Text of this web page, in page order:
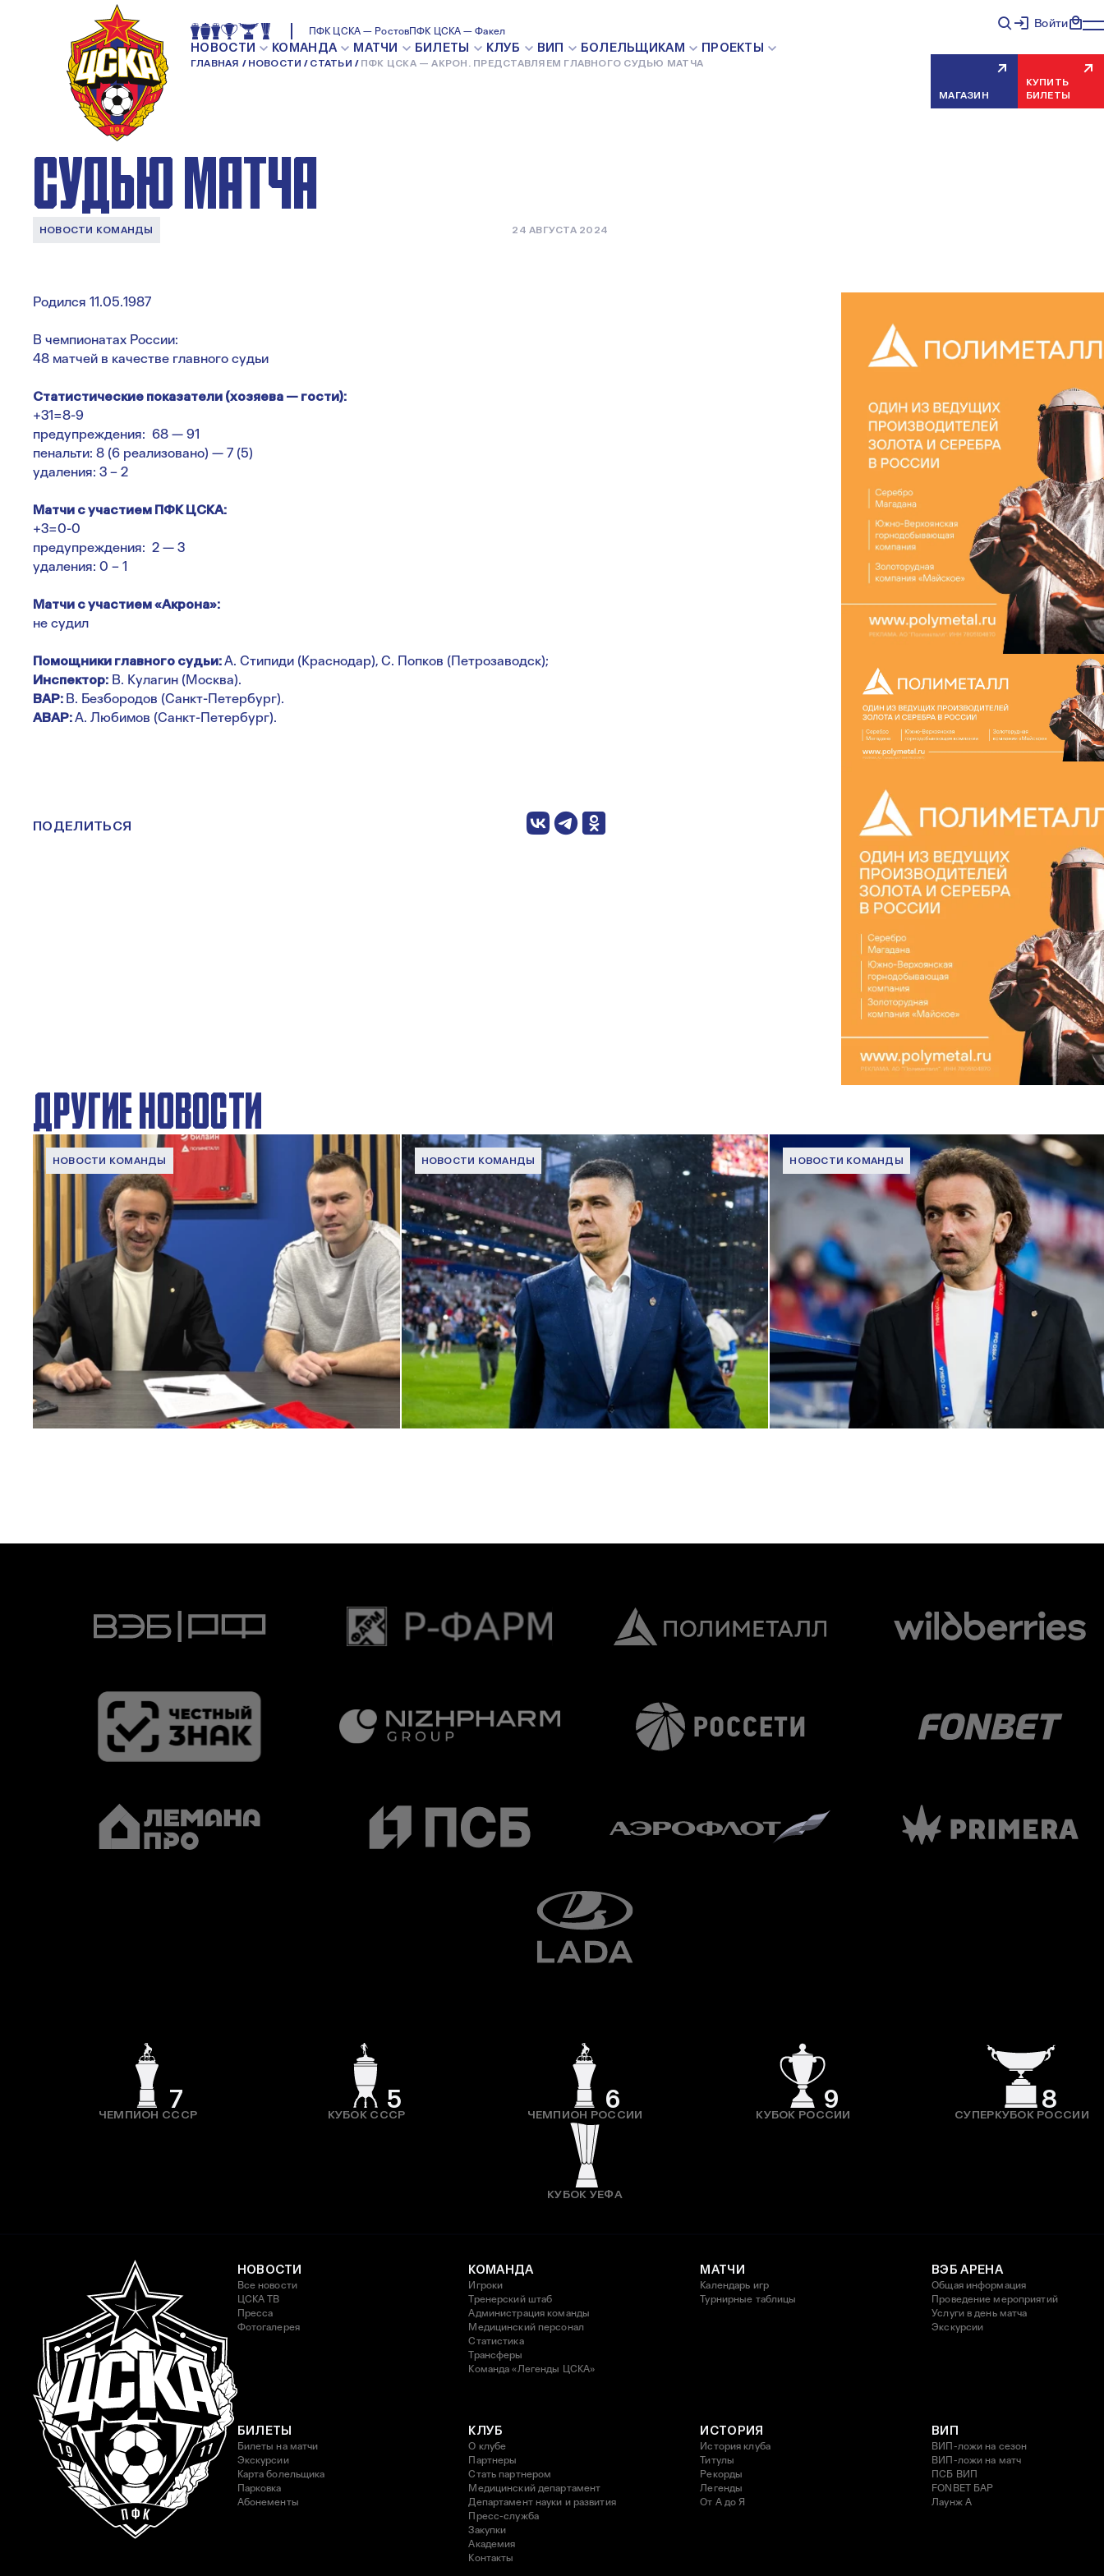
ПФК ЦСКА — РостовПФК ЦСКА — Факел
НОВОСТИ КОМАНДА МАТЧИ БИЛЕТЫ КЛУБ ВИП БОЛЕЛЬЩИКАМ ПРОЕКТЫ
ГЛАВНАЯ НОВОСТИ СТАТЬИ ПФК ЦСКА — АКРОН. ПРЕДСТАВЛЯЕМ ГЛАВНОГО СУДЬЮ МАТЧА
Войти
МАГАЗИН
КУПИТЬ
БИЛЕТЫ
ПФК ЦСКА — АКРОН.
ПРЕДСТАВЛЯЕМ ГЛАВНОГО
СУДЬЮ МАТЧА
НОВОСТИ КОМАНДЫ 24 АВГУСТА 2024
Родился 11.05.1987
В чемпионатах России:
48 матчей в качестве главного судьи
Статистические показатели (хозяева — гости):
+31=8-9
предупреждения: 68 — 91
пенальти: 8 (6 реализовано) — 7 (5)
удаления: 3 – 2
Матчи с участием ПФК ЦСКА:
+3=0-0
предупреждения: 2 — 3
удаления: 0 – 1
Матчи с участием «Акрона»:
не судил
Помощники главного судьи:А. Стипиди (Краснодар), С. Попков (Петрозаводск);
Инспектор: В. Кулагин (Москва).
ВАР: В. Безбородов (Санкт-Петербург).
АВАР:А. Любимов (Санкт-Петербург).
ПОДЕЛИТЬСЯ
ДРУГИЕ НОВОСТИ
НОВОСТИ КОМАНДЫ
Капитан – с нами!
2 ИЮНЯ 2026 12:55
НОВОСТИ КОМАНДЫ
Дмитрий Игдисамов о формировании тренерского штаба
1 ИЮНЯ 2026 16:57
НОВОСТИ КОМАНДЫ
Комментарий генерального директора ПФК ЦСКА Романа
Бабаева
1 ИЮНЯ 2026 16:45
7
ЧЕМПИОН СССР
5
КУБОК СССР
6
ЧЕМПИОН РОССИИ
9
КУБОК РОССИИ
8
СУПЕРКУБОК РОССИИ
КУБОК УЕФА
НОВОСТИ
Все новости
ЦСКА ТВ
Пресса
Фотогалерея
КОМАНДА
Игроки
Тренерский штаб
Администрация команды
Медицинский персонал
Статистика
Трансферы
Команда «Легенды ЦСКА»
МАТЧИ
Календарь игр
Турнирные таблицы
ВЭБ АРЕНА
Общая информация
Проведение мероприятий
Услуги в день матча
Экскурсии
БИЛЕТЫ
Билеты на матчи
Экскурсии
Карта болельщика
Парковка
Абонементы
КЛУБ
О клубе
Партнеры
Стать партнером
Медицинский департамент
Департамент науки и развития
Пресс-служба
Закупки
Академия
Контакты
ИСТОРИЯ
История клуба
Титулы
Рекорды
Легенды
От А до Я
ВИП
ВИП-ложи на сезон
ВИП-ложи на матч
ПСБ ВИП
FONBET БАР
Лаунж A